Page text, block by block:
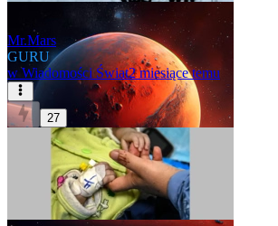
Mr.Mars
GURU
w Wiadomości Świat2 miesiące temu
27